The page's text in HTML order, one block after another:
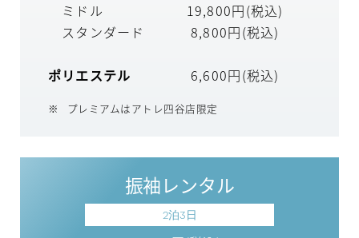
ミドル 19,800円(税込)
スタンダード 8,800円(税込)
ポリエステル 6,600円(税込)
プレミアムはアトレ四谷店限定
振袖レンタル
2泊3日